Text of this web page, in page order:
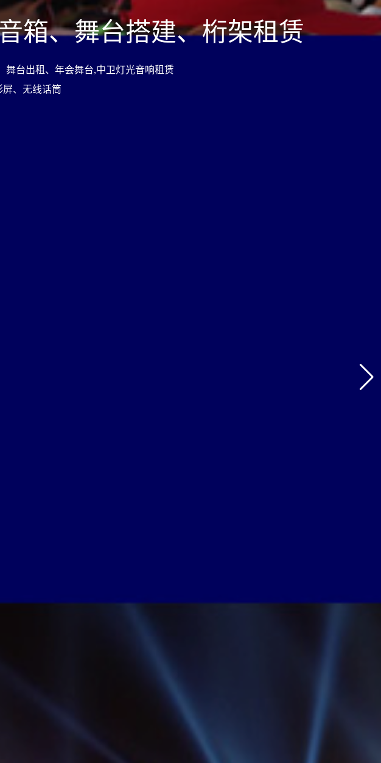
箱、舞台搭建、桁架租赁
舞台出租、年会舞台,中卫灯光音响租赁
屏、无线话筒